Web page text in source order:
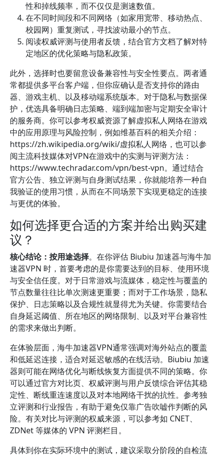
性和掉线频率，而不仅仅是测速数值。
在不同时间段和不同网络（如家用宽带、移动热点、
校园网）重复测试，寻找波动最小的节点。
阅读权威评测与使用者反馈，结合官方文档了解对特
定地区的优化策略与隐私政策。
此外，选择时也要留意设备兼容性与安全性要点。两者通
常都提供多平台客户端，但你应确认是否支持你的路由
器、游戏主机、以及移动端系统版本。对于隐私与数据保
护，优选具备明确日志策略、端到端加密与定期安全审计
的服务商。你可以参考权威资源了解虚拟私人网络在游戏
中的应用原理与风险控制，例如维基百科的相关介绍：
https://zh.wikipedia.org/wiki/虚拟私人网络，也可以参
阅主流科技媒体对VPN在游戏中的实测与评测方法：
https://www.techradar.com/vpn/best-vpn。通过结合
官方公告、独立评测与自身测试结果，你就能培养一种自
我验证的使用习惯，从而在不同场景下实现更稳定的连接
与更优的体验。
如何选择更合适的方案并给出购买建
议？
核心结论：按用途选择。在你评估 Biubiu 加速器与海牛加
速器VPN 时，首要考虑的是你需要达到的目标、使用环境
与安全信任度。对于日常游戏与流媒体，稳定性与覆盖的
节点数量往往比单次测速更重要；而对于工作场景，隐私
保护、日志策略以及合规性就显得尤为关键。你需要结合
自身延迟阈值、所在地区的网络限制、以及对平台兼容性
的需求来做出判断。
在体验层面，海牛加速器VPN通常强调对海外站点的覆盖
和低延迟连接，适合对延迟敏感的在线活动。Biubiu 加速
器则可能在网络优化与断线恢复方面提供不同的策略。你
可以通过官方对比页、权威评测与用户反馈综合评估其稳
定性、断线重连速度以及对本地网络干扰的抗性。参考独
立评测和行业报告，有助于避免仅靠广告吹嘘作判断的风
险。有关对比与评测的权威来源，可以参考如 CNET、
ZDNet 等媒体的 VPN 评测栏目。
具体到你在实际环境中的测试，建议采取分阶段的自检流